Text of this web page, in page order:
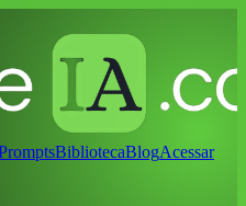
BibliotecaBlogAcessar